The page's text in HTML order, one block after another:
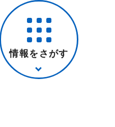
情報をさがす